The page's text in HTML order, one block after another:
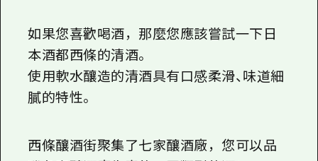
如果您喜歡喝酒，那麼您應該嘗試一下日
本酒都西條的清酒。
使用軟水釀造的清酒具有口感柔滑、味道細
膩的特性。
西條釀酒街聚集了七家釀酒廠，您可以品